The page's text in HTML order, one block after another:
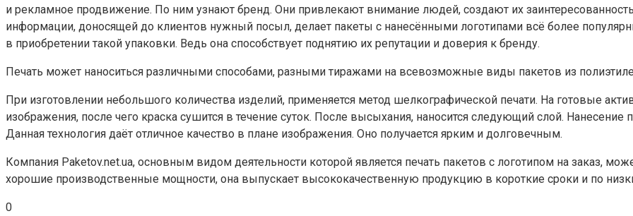
и рекламное продвижение. По ним узнают бренд. Они привлекают внимание людей, создают их
информации, доносящей до клиентов нужный посыл, делает пакеты с нанесёнными логотипами всё более
в приобретении такой упаковки. Ведь она способствует поднятию их репутации и доверия к бренду.
Печать может наноситься различными способами, разными тиражами на всевозможные виды пакетов из
При изготовлении небольшого количества изделий, применяется метод шелкографической печати. На готовые
изображения, после чего краска сушится в течение суток. После высыхания, наносится следующий слой. Нанесение
Данная технология даёт отличное качество в плане изображения. Оно получается ярким и долговечным.
Компания Paketov.net.ua, основным видом деятельности которой является печать пакетов с логотипом на заказ,
хорошие производственные мощности, она выпускает высококачественную продукцию в короткие сроки и по
0